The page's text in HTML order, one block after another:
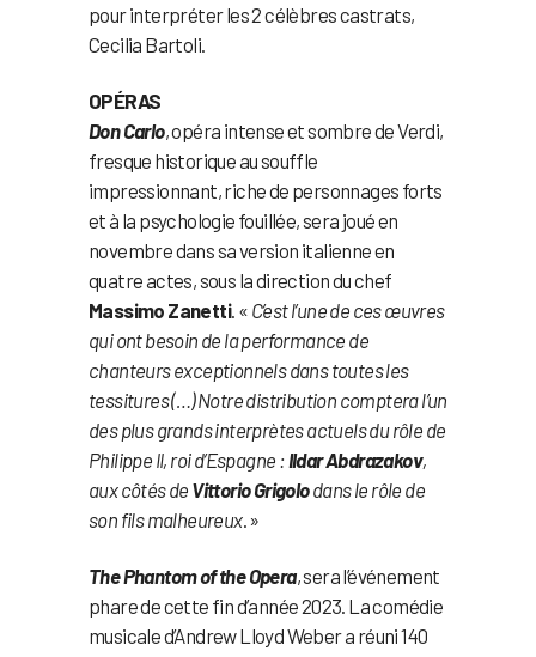
pour interpréter les 2 célèbres castrats,
Cecilia Bartoli.
OPÉRAS
Don Carlo, opéra intense et sombre de Verdi,
fresque historique au souffle
impressionnant, riche de personnages forts
et à la psychologie fouillée, sera joué en
novembre dans sa version italienne en
quatre actes, sous la direction du chef
Massimo Zanetti. « C’est l’une de ces œuvres
qui ont besoin de la performance de
chanteurs exceptionnels dans toutes les
tessitures (…) Notre distribution comptera l’un
des plus grands interprètes actuels du rôle de
Philippe II, roi d’Espagne : Ildar Abdrazakov,
aux côtés de Vittorio Grigolodans le rôle de
son fils malheureux. »
The Phantom of the Opera, sera l’événement
phare de cette fin d’année 2023. La comédie
musicale d’Andrew Lloyd Weber a réuni 140